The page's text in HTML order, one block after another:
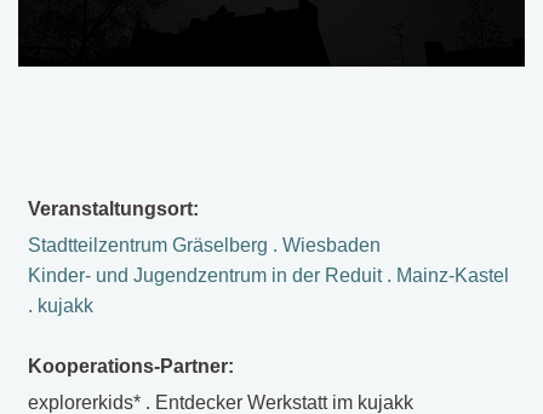
Veranstaltungsort:
Stadtteilzentrum Gräselberg . Wiesbaden
Kinder- und Jugendzentrum in der Reduit . Mainz-Kastel
. kujakk
Kooperations-Partner:
explorerkids* . Entdecker Werkstatt im kujakk